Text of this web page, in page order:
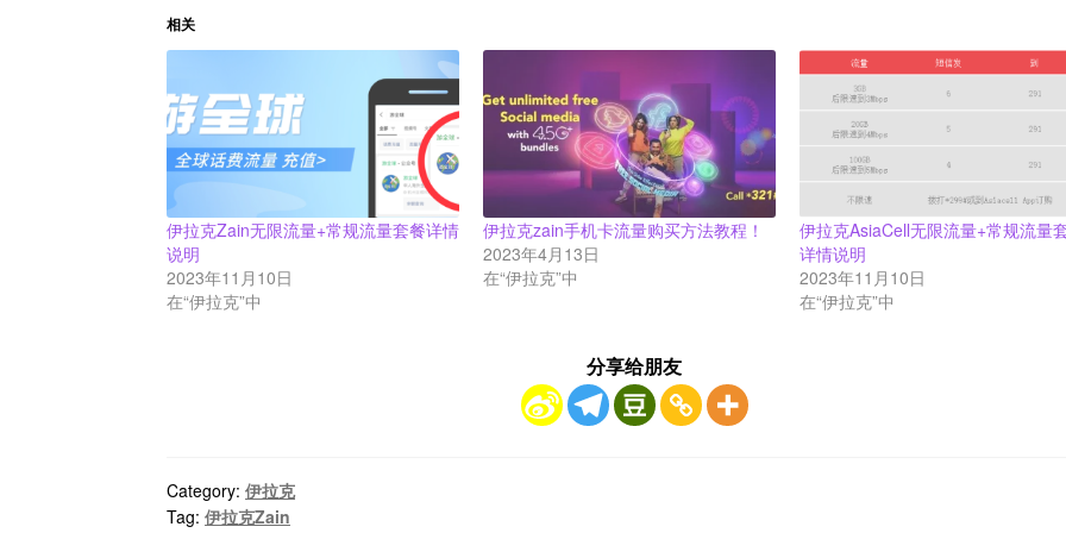
相关
伊拉克Zain无限流量+常规流量套餐详情
说明
2023年11月10日
在“伊拉克”中
伊拉克zain手机卡流量购买方法教程！
2023年4月13日
在“伊拉克”中
伊拉克AsiaCell无限流量+常规流量
详情说明
2023年11月10日
在“伊拉克”中
分享给朋友
Category:伊拉克
Tag:伊拉克Zain